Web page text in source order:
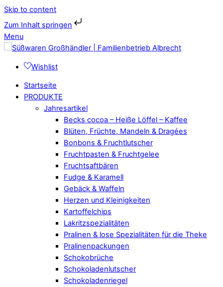
Skip to content
Zum Inhalt springen
Menu
Wishlist
Startseite
PRODUKTE
Jahresartikel
Becks cocoa – Heiße Löffel – Kaffee
Blüten, Früchte, Mandeln & Dragées
Bonbons & Fruchtlutscher
Fruchtpasten & Fruchtgelee
Fruchtsaftbären
Fudge & Karamell
Gebäck & Waffeln
Herzen und Kleinigkeiten
Kartoffelchips
Lakritzspezialitäten
Pralinen & lose Spezialitäten für die Theke
Pralinenpackungen
Schokobrüche
Schokoladenlutscher
Schokoladenriegel